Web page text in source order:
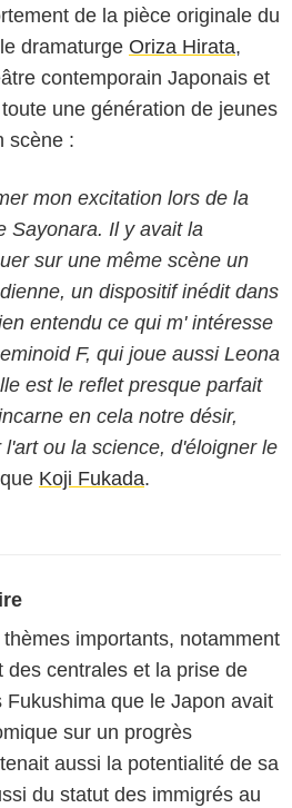
de la pièce originale du
dramaturge Oriza Hirata,
contemporain Japonais et
une génération de jeunes
scène :
mon excitation lors de la
Sayonara. Il y avait la
sur une même scène un
un dispositif inédit dans
entendu ce qui m' intéresse
F, qui joue aussi Leona
est le reflet presque parfait
en cela notre désir,
ou la science, d'éloigner le
Koji Fukada.
thèmes importants, notamment
des centrales et la prise de
que le Japon avait
sur un progrès
aussi la potentialité de sa
du statut des immigrés au